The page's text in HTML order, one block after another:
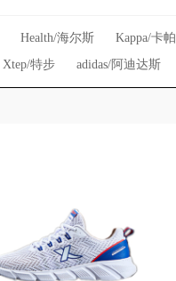
Health/海尔斯
Kappa/卡帕
Xtep/特步 adidas/阿迪达斯